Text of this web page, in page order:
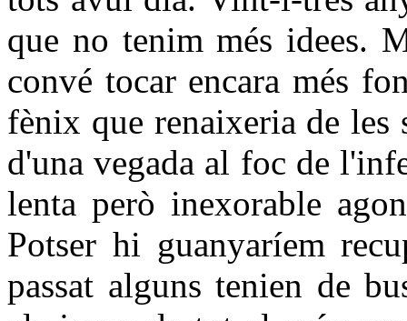
que no tenim més idees.
convé tocar encara més
fènix que renaixeria de les
d'una vegada al foc de
lenta però inexorable
Potser hi guanyaríem
passat alguns tenien de